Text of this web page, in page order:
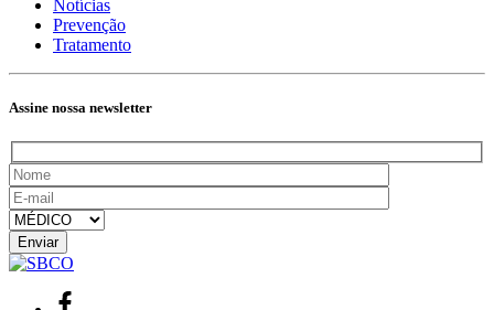
Notícias
Prevenção
Tratamento
Assine nossa newsletter